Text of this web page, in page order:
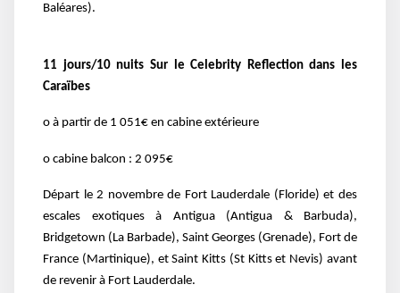
Baléares).
11 jours/10 nuits Sur le Celebrity Reflection dans les
Caraïbes
o à partir de 1 051€ en cabine extérieure
o cabine balcon : 2 095€
Départ le 2 novembre de Fort Lauderdale (Floride) et des
escales exotiques à Antigua (Antigua & Barbuda),
Bridgetown (La Barbade), Saint Georges (Grenade), Fort de
France (Martinique), et Saint Kitts (St Kitts et Nevis) avant
de revenir à Fort Lauderdale.